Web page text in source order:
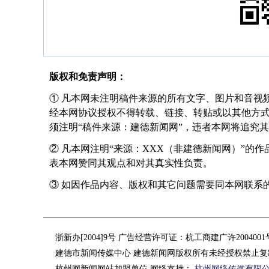
版权和免责声明：
① 凡本网未注明稿件来源的所有文字、图片和音视
经本网协议授权不得转载、链接、转贴或以其他方
须注明“稿件来源：建德新闻网”，违者本网将追究
② 凡本网注明“来源：XXX（非建德新闻网）”的作
表本网赞同其观点和对其真实性负责。
③ 如因作品内容、版权和其它问题需要同本网联系
浙新办[2004]9号 广告经营许可证：杭工商建广许
建德市新闻传媒中心 建德新闻网版权所有未经授权禁止